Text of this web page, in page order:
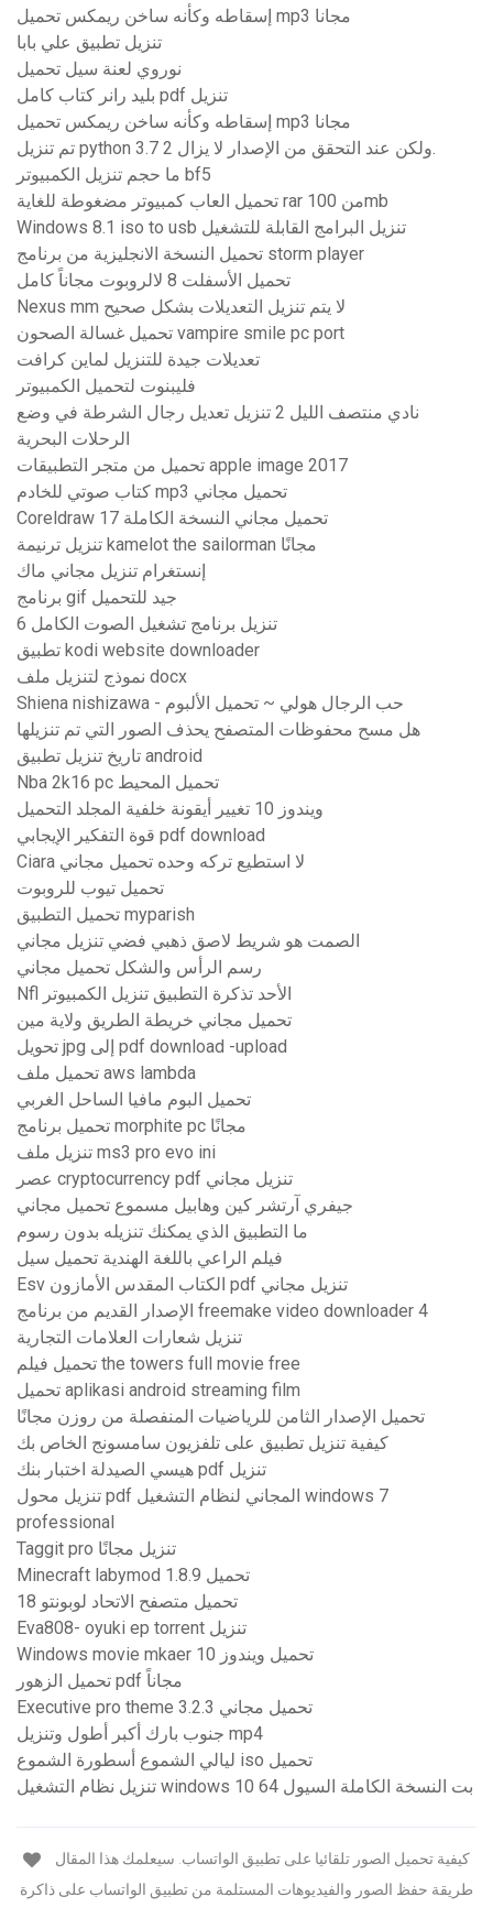
إسقاطه وكأنه ساخن ريمكس تحميل mp3 مجانا
تنزيل تطبيق علي بابا
نوروي لعنة سيل تحميل
بليد رانر كتاب كامل pdf تنزيل
إسقاطه وكأنه ساخن ريمكس تحميل mp3 مجانا
تم تنزيل python 3.7 ولكن عند التحقق من الإصدار لا يزال 2.
ما حجم تنزيل الكمبيوتر bf5
تحميل العاب كمبيوتر مضغوطة للغاية rar من 100mb
Windows 8.1 iso to usb تنزيل البرامج القابلة للتشغيل
تحميل النسخة الانجليزية من برنامج storm player
تحميل الأسفلت 8 لالروبوت مجاناً كامل
Nexus mm لا يتم تنزيل التعديلات بشكل صحيح
تحميل غسالة الصحون vampire smile pc port
تعديلات جيدة للتنزيل لماين كرافت
فليبنوت لتحميل الكمبيوتر
نادي منتصف الليل 2 تنزيل تعديل رجال الشرطة في وضع
الرحلات البحرية
تحميل من متجر التطبيقات apple image 2017
كتاب صوتي للخادم mp3 تحميل مجاني
Coreldraw 17 تحميل مجاني النسخة الكاملة
تنزيل ترنيمة kamelot the sailorman مجانًا
إنستغرام تنزيل مجاني ماك
برنامج gif جيد للتحميل
تنزيل برنامج تشغيل الصوت الكامل 6
تطبيق kodi website downloader
نموذج لتنزيل ملف docx
Shiena nishizawa - حب الرجال هولي ~ تحميل الألبوم
هل مسح محفوظات المتصفح يحذف الصور التي تم تنزيلها
تاريخ تنزيل تطبيق android
Nba 2k16 pc تحميل المحيط
ويندوز 10 تغيير أيقونة خلفية المجلد التحميل
قوة التفكير الإيجابي pdf download
Ciara لا استطيع تركه وحده تحميل مجاني
تحميل تيوب للروبوت
تحميل التطبيق myparish
الصمت هو شريط لاصق ذهبي فضي تنزيل مجاني
رسم الرأس والشكل تحميل مجاني
Nfl الأحد تذكرة التطبيق تنزيل الكمبيوتر
تحميل مجاني خريطة الطريق ولاية مين
تحويل jpg إلى pdf download -upload
تحميل ملف aws lambda
تحميل البوم مافيا الساحل الغربي
تحميل برنامج morphite pc مجانًا
تنزيل ملف ms3 pro evo ini
عصر cryptocurrency pdf تنزيل مجاني
جيفري آرتشر كين وهابيل مسموع تحميل مجاني
ما التطبيق الذي يمكنك تنزيله بدون رسوم
فيلم الراعي باللغة الهندية تحميل سيل
Esv الكتاب المقدس الأمازون pdf تنزيل مجاني
الإصدار القديم من برنامج freemake video downloader 4
تنزيل شعارات العلامات التجارية
تحميل فيلم the towers full movie free
تحميل aplikasi android streaming film
تحميل الإصدار الثامن للرياضيات المنفصلة من روزن مجانًا
كيفية تنزيل تطبيق على تلفزيون سامسونج الخاص بك
هيسي الصيدلة اختبار بنك pdf تنزيل
تنزيل محول pdf المجاني لنظام التشغيل windows 7
professional
Taggit pro تنزيل مجانًا
Minecraft labymod 1.8.9 تحميل
تحميل متصفح الاتحاد لوبونتو 18
Eva808- oyuki ep torrent تنزيل
Windows movie mkaer تحميل ويندوز 10
تحميل الزهور pdf مجاناً
Executive pro theme 3.2.3 تحميل مجاني
جنوب بارك أكبر أطول وتنزيل mp4
ليالي الشموع أسطورة الشموع iso تحميل
تنزيل نظام التشغيل windows 10 64 بت النسخة الكاملة السيول
طريقة حفظ الصور والفيديوهات المستلمة من تطبيق الواتساب على ذاكرة